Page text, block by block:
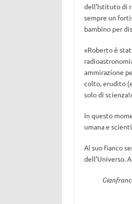
dell’Istituto di
sempre un
bambino per
«Roberto è
ammirazione
colto, erudito
solo di
In questo
umana e
Al suo fianco
dell’Universo.